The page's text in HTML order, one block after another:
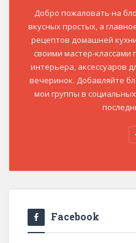
Добро пожаловать на
вкусных простых, а
рецептов домашней
своими мастер-
интерьера, аксессуаров
вечеринок. Добавляйте
мои группы в
Facebook